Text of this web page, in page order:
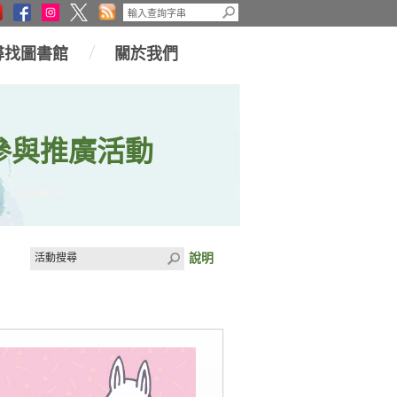
找圖書館 關於我們
與推廣活動
說明